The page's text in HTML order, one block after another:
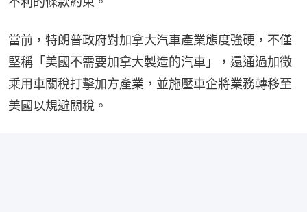
當前，特朗普政府對加拿大汽車產業態度強硬，不僅
堅稱「美國不需要加拿大製造的汽車」，還通過加徵
乘用車關稅打擊加方產業，並施壓車企將業務轉移至
美國以規避關稅。